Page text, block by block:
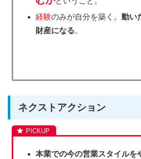
経験のみが自分を築く。 動い
財産になる。
ネクストアクション
本業での今の営業スタイルを